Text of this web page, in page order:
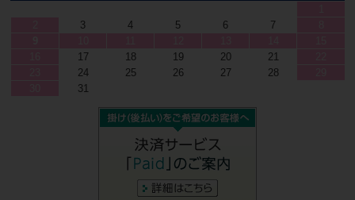
3 4 5 6 7
17 18 19 20 21
24 25 26 27 28
31